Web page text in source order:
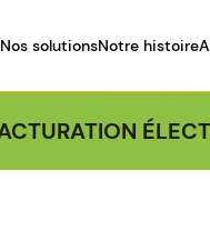
Nos solutionsNotre histoire